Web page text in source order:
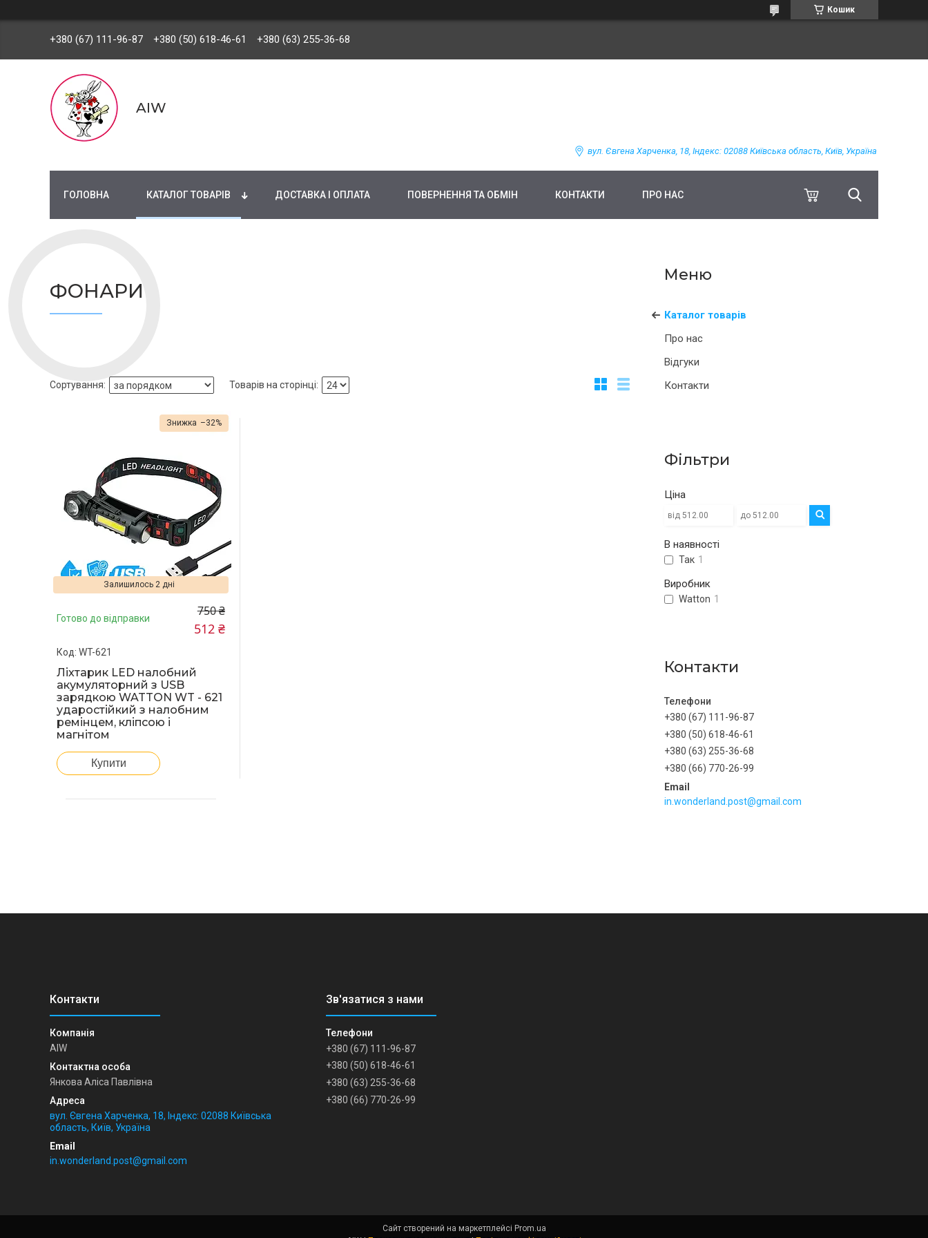
Кошик
+380 (67) 111-96-87 +380 (50) 618-46-61 +380 (63) 255-36-68
AIW
вул. Євгена Харченка, 18, Індекс: 02088 Київська область, Київ, Україна
ГОЛОВНА КАТАЛОГ ТОВАРІВ ДОСТАВКА І ОПЛАТА ПОВЕРНЕННЯ ТА ОБМІН КОНТАКТИ ПРО НАС
Каталог товарів
Про нас
Відгуки
Контакти
Фільтри
Ціна
В наявності
Так 1
Виробник
Watton 1
Контакти
+380 (67) 111-96-87
+380 (50) 618-46-61
+380 (63) 255-36-68
+380 (66) 770-26-99
in.wonderland.post@gmail.com
ФОНАРИ
–32%
Залишилось 2 дні
Готово до відправки 750 ₴
512 ₴
WT-621
Ліхтарик LED налобний
акумуляторний з USB
зарядкою WATTON WT - 621
ударостійкий з налобним
ремінцем, кліпсою і
магнітом
Купити
AIW
Янкова Аліса Павлівна
вул. Євгена Харченка, 18, Індекс: 02088 Київська
область, Київ, Україна
in.wonderland.post@gmail.com
+380 (67) 111-96-87
+380 (50) 618-46-61
+380 (63) 255-36-68
+380 (66) 770-26-99
Сайт створений на маркетплейсі Prom.ua